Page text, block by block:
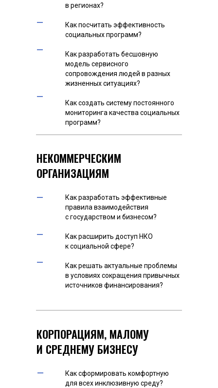
Как разработать эффективные
правила взаимодействия
с государством и бизнесом?
Как расширить доступ НКО
к социальной сфере?
Как решать актуальные проблемы
в условиях сокращения привычных
источников финансирования?
НЕКОММЕРЧЕСКИМ
ОРГАНИЗАЦИЯМ
в регионах?
Как посчитать эффективность
социальных программ?
Как разработать бесшовную
модель сервисного
сопровождения людей в разных
жизненных ситуациях?
Как создать систему постоянного
мониторинга качества социальных
программ?
Как сформировать комфортную
для всех инклюзивную среду?
КОРПОРАЦИЯМ, МАЛОМУ
И СРЕДНЕМУ БИЗНЕСУ
–
–
–
–
–
–
–